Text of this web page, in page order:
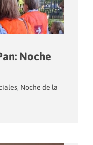
Noche
, Noche de la